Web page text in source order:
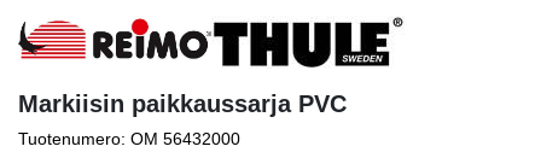
Markiisin paikkaussarja PVC
Tuotenumero: OM 56432000